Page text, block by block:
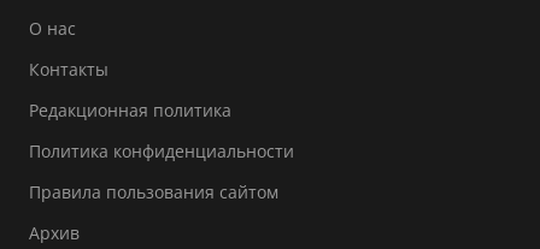
О нас
Контакты
Редакционная политика
Политика конфиденциальности
Правила пользования сайтом
Архив